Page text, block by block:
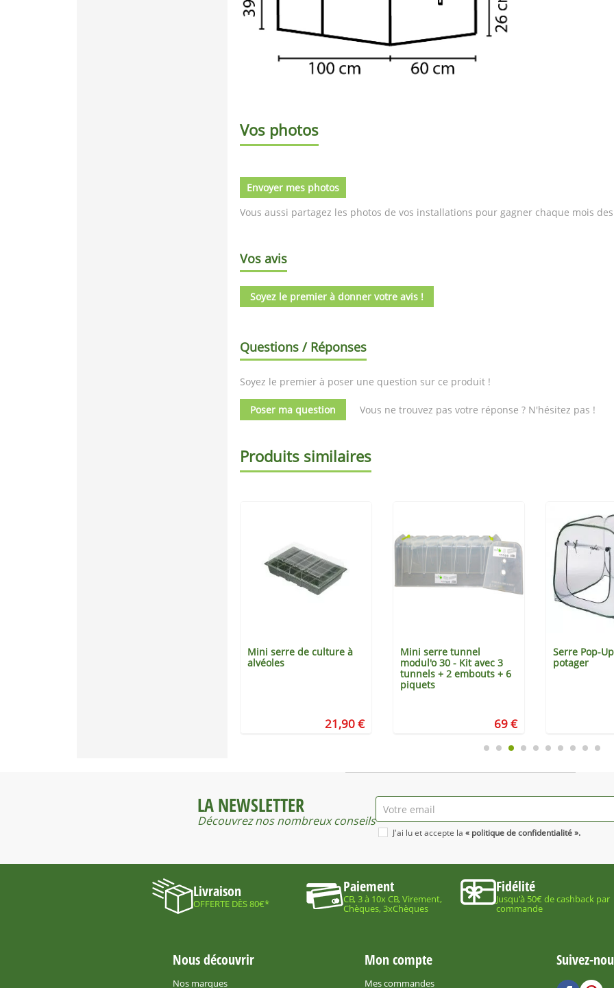
Vos photos
Envoyer mes photos
Vous aussi partagez les photos de vos installations pour gagner chaque mois
Vos avis
Soyez le premier à donner votre avis !
Questions / Réponses
Soyez le premier à poser une question sur ce produit !
Poser ma question Vous ne trouvez pas votre réponse ? N'hésitez pas !
Produits similaires
Mini serre de culture à
alvéoles
21,90 €
Mini serre tunnel
modul'o 30 - Kit avec 3
tunnels + 2 embouts + 6
piquets
69 €
Serre Pop-
potager
LA NEWSLETTER
Découvrez nos nombreux conseils
J'ai lu et accepte la « politique de confidentialité ».
Livraison
OFFERTE DÈS 80€*
Paiement
CB, 3 à 10x CB, Virement,
Chèques, 3xChèques
Fidélité
Jusqu'à 50€ de cashback par
commande
Nous découvrir
Nos marques
Mon compte
Mes commandes
Suivez-